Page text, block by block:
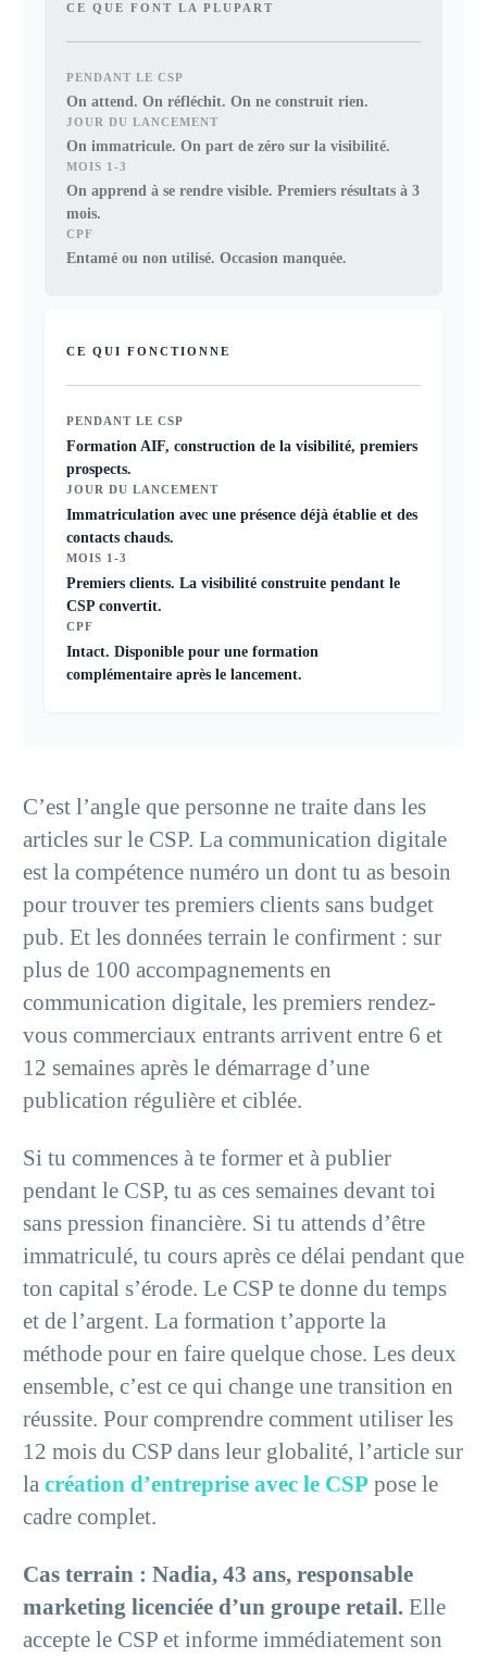
CE QUE FONT LA PLUPART
PENDANT LE CSP
On attend. On réfléchit. On ne construit rien.
JOUR DU LANCEMENT
On immatricule. On part de zéro sur la visibilité.
MOIS 1-3
On apprend à se rendre visible. Premiers résultats à 3
mois.
CPF
Entamé ou non utilisé. Occasion manquée.
CE QUI FONCTIONNE
PENDANT LE CSP
Formation AIF, construction de la visibilité, premiers
prospects.
JOUR DU LANCEMENT
Immatriculation avec une présence déjà établie et des
contacts chauds.
MOIS 1-3
Premiers clients. La visibilité construite pendant le
CSP convertit.
CPF
Intact. Disponible pour une formation
complémentaire après le lancement.
C’est l’angle que personne ne traite dans les
articles sur le CSP. La communication digitale
est la compétence numéro un dont tu as besoin
pour trouver tes premiers clients sans budget
pub. Et les données terrain le confirment : sur
plus de 100 accompagnements en
communication digitale, les premiers rendez-
vous commerciaux entrants arrivent entre 6 et
12 semaines après le démarrage d’une
publication régulière et ciblée.
Si tu commences à te former et à publier
pendant le CSP, tu as ces semaines devant toi
sans pression financière. Si tu attends d’être
immatriculé, tu cours après ce délai pendant que
ton capital s’érode. Le CSP te donne du temps
et de l’argent. La formation t’apporte la
méthode pour en faire quelque chose. Les deux
ensemble, c’est ce qui change une transition en
réussite. Pour comprendre comment utiliser les
12 mois du CSP dans leur globalité, l’article sur
la création d’entreprise avec le CSP pose le
cadre complet.
Cas terrain : Nadia, 43 ans, responsable
marketing licenciée d’un groupe retail. Elle
accepte le CSP et informe immédiatement son